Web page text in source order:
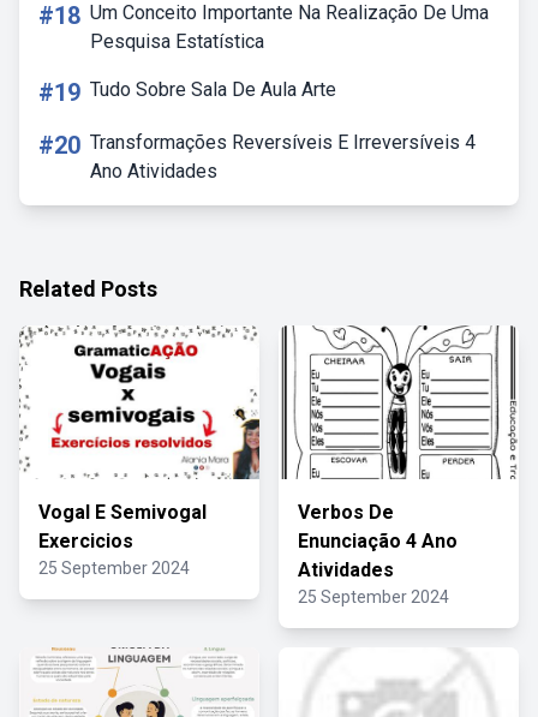
#18 Um Conceito Importante Na Realização De Uma
Pesquisa Estatística
#19 Tudo Sobre Sala De Aula Arte
#20 Transformações Reversíveis E Irreversíveis 4
Ano Atividades
Related Posts
Vogal E Semivogal
Exercicios
25 September 2024
Verbos De
Enunciação 4 Ano
Atividades
25 September 2024